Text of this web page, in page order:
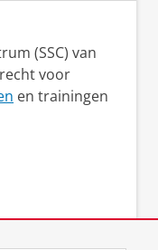
(SSC) van
voor
en trainingen